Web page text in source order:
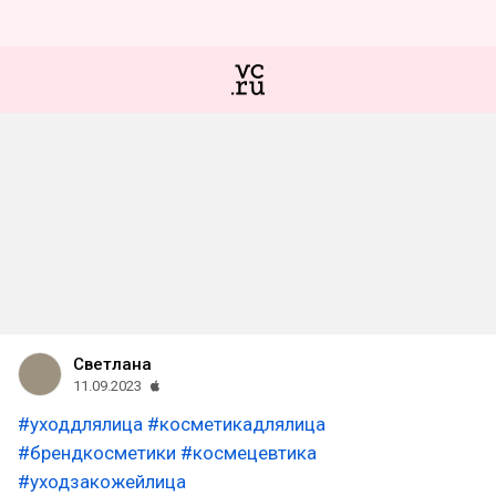
Светлана
11.09.2023
#уходдлялица #косметикадлялица
#брендкосметики #космецевтика
#уходзакожейлица